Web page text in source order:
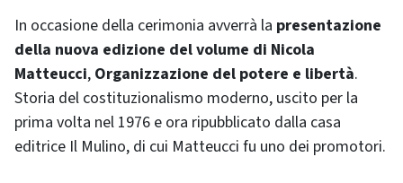
In occasione della cerimonia avverrà la presentazione
della nuova edizione del volume di Nicola
Matteucci, Organizzazione del potere e libertà.
Storia del costituzionalismo moderno, uscito per la
prima volta nel 1976 e ora ripubblicato dalla casa
editrice Il Mulino, di cui Matteucci fu uno dei promotori.